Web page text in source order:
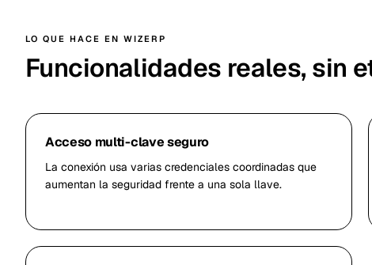
LO QUE HACE EN WIZERP
Funcionalidades reales, sin
Acceso multi-clave seguro
La conexión usa varias credenciales coordinadas que
aumentan la seguridad frente a una sola llave.